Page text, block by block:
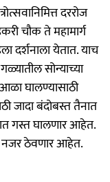
दररोज
चौक ते महामार्ग
दर्शनाला येतात. याच
सोन्याच्या
घालण्यासाठी
जादा बंदोबस्त तैनात
गस्त घालणार आहेत.
नजर ठेवणार आहेत.